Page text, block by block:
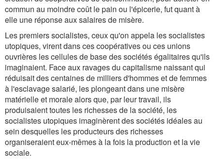
commun au moindre coût le pain ou l'épicerie, fut quant à
elle une réponse aux salaires de misère.
Les premiers socialistes, ceux qu'on appela les socialistes
utopiques, virent dans ces coopératives ou ces unions
ouvrières les cellules de base des sociétés égalitaires qu'ils
imaginaient. Face aux ravages du capitalisme naissant qui
réduisait des centaines de milliers d'hommes et de femmes
à l'esclavage salarié, les plongeant dans une misère
matérielle et morale alors que, par leur travail, ils
produisaient toutes les richesses de la société, les
socialistes utopiques imaginèrent des sociétés idéales au
sein desquelles les producteurs des richesses
organiseraient eux-mêmes à la fois la production et la vie
sociale.